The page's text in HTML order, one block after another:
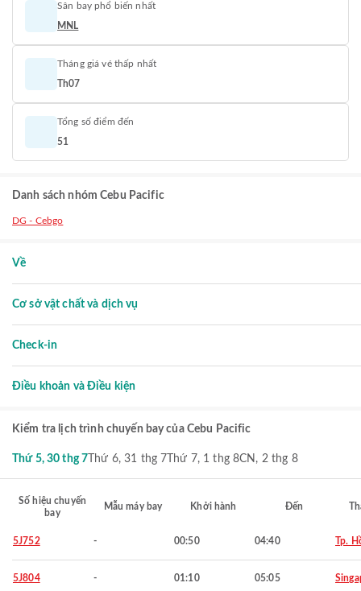
Sân bay phổ biến nhất
MNL
Tháng giá vé thấp nhất
Th07
Tổng số điểm đến
51
Danh sách nhóm Cebu Pacific
DG - Cebgo
Về
Cơ sở vật chất và dịch vụ
Check-in
Điều khoản và Điều kiện
Kiểm tra lịch trình chuyến bay của Cebu Pacific
Thứ 5, 30 thg 7 Thứ 6, 31 thg 7 Thứ 7, 1 thg 8CN, 2 thg 8
Số hiệu chuyến
bay
Mẫu máy bay Khởi hành Đến
5J752 - 00:50 04:40 Tp.
5J804 - 01:10 05:05